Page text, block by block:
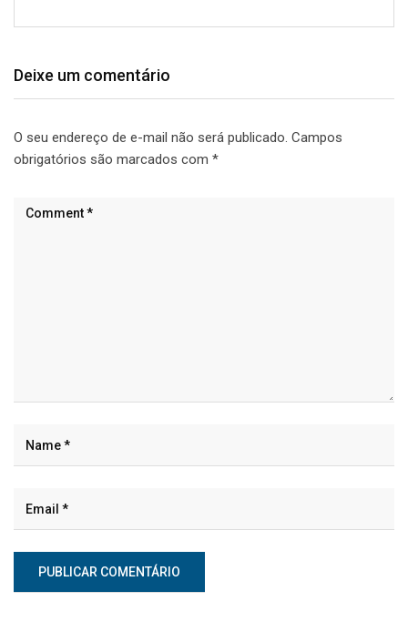
Deixe um comentário
O seu endereço de e-mail não será publicado. Campos
obrigatórios são marcados com *